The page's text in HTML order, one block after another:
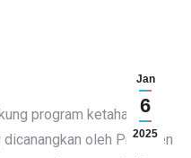
Jan
6
2025
program ketahanan
oleh Presiden